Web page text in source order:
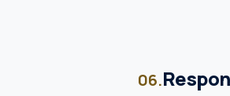
06.